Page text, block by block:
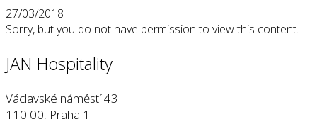
27/03/2018
Sorry, but you do not have permission to view this content.
JAN Hospitality
Václavské náměstí 43
110 00, Praha 1